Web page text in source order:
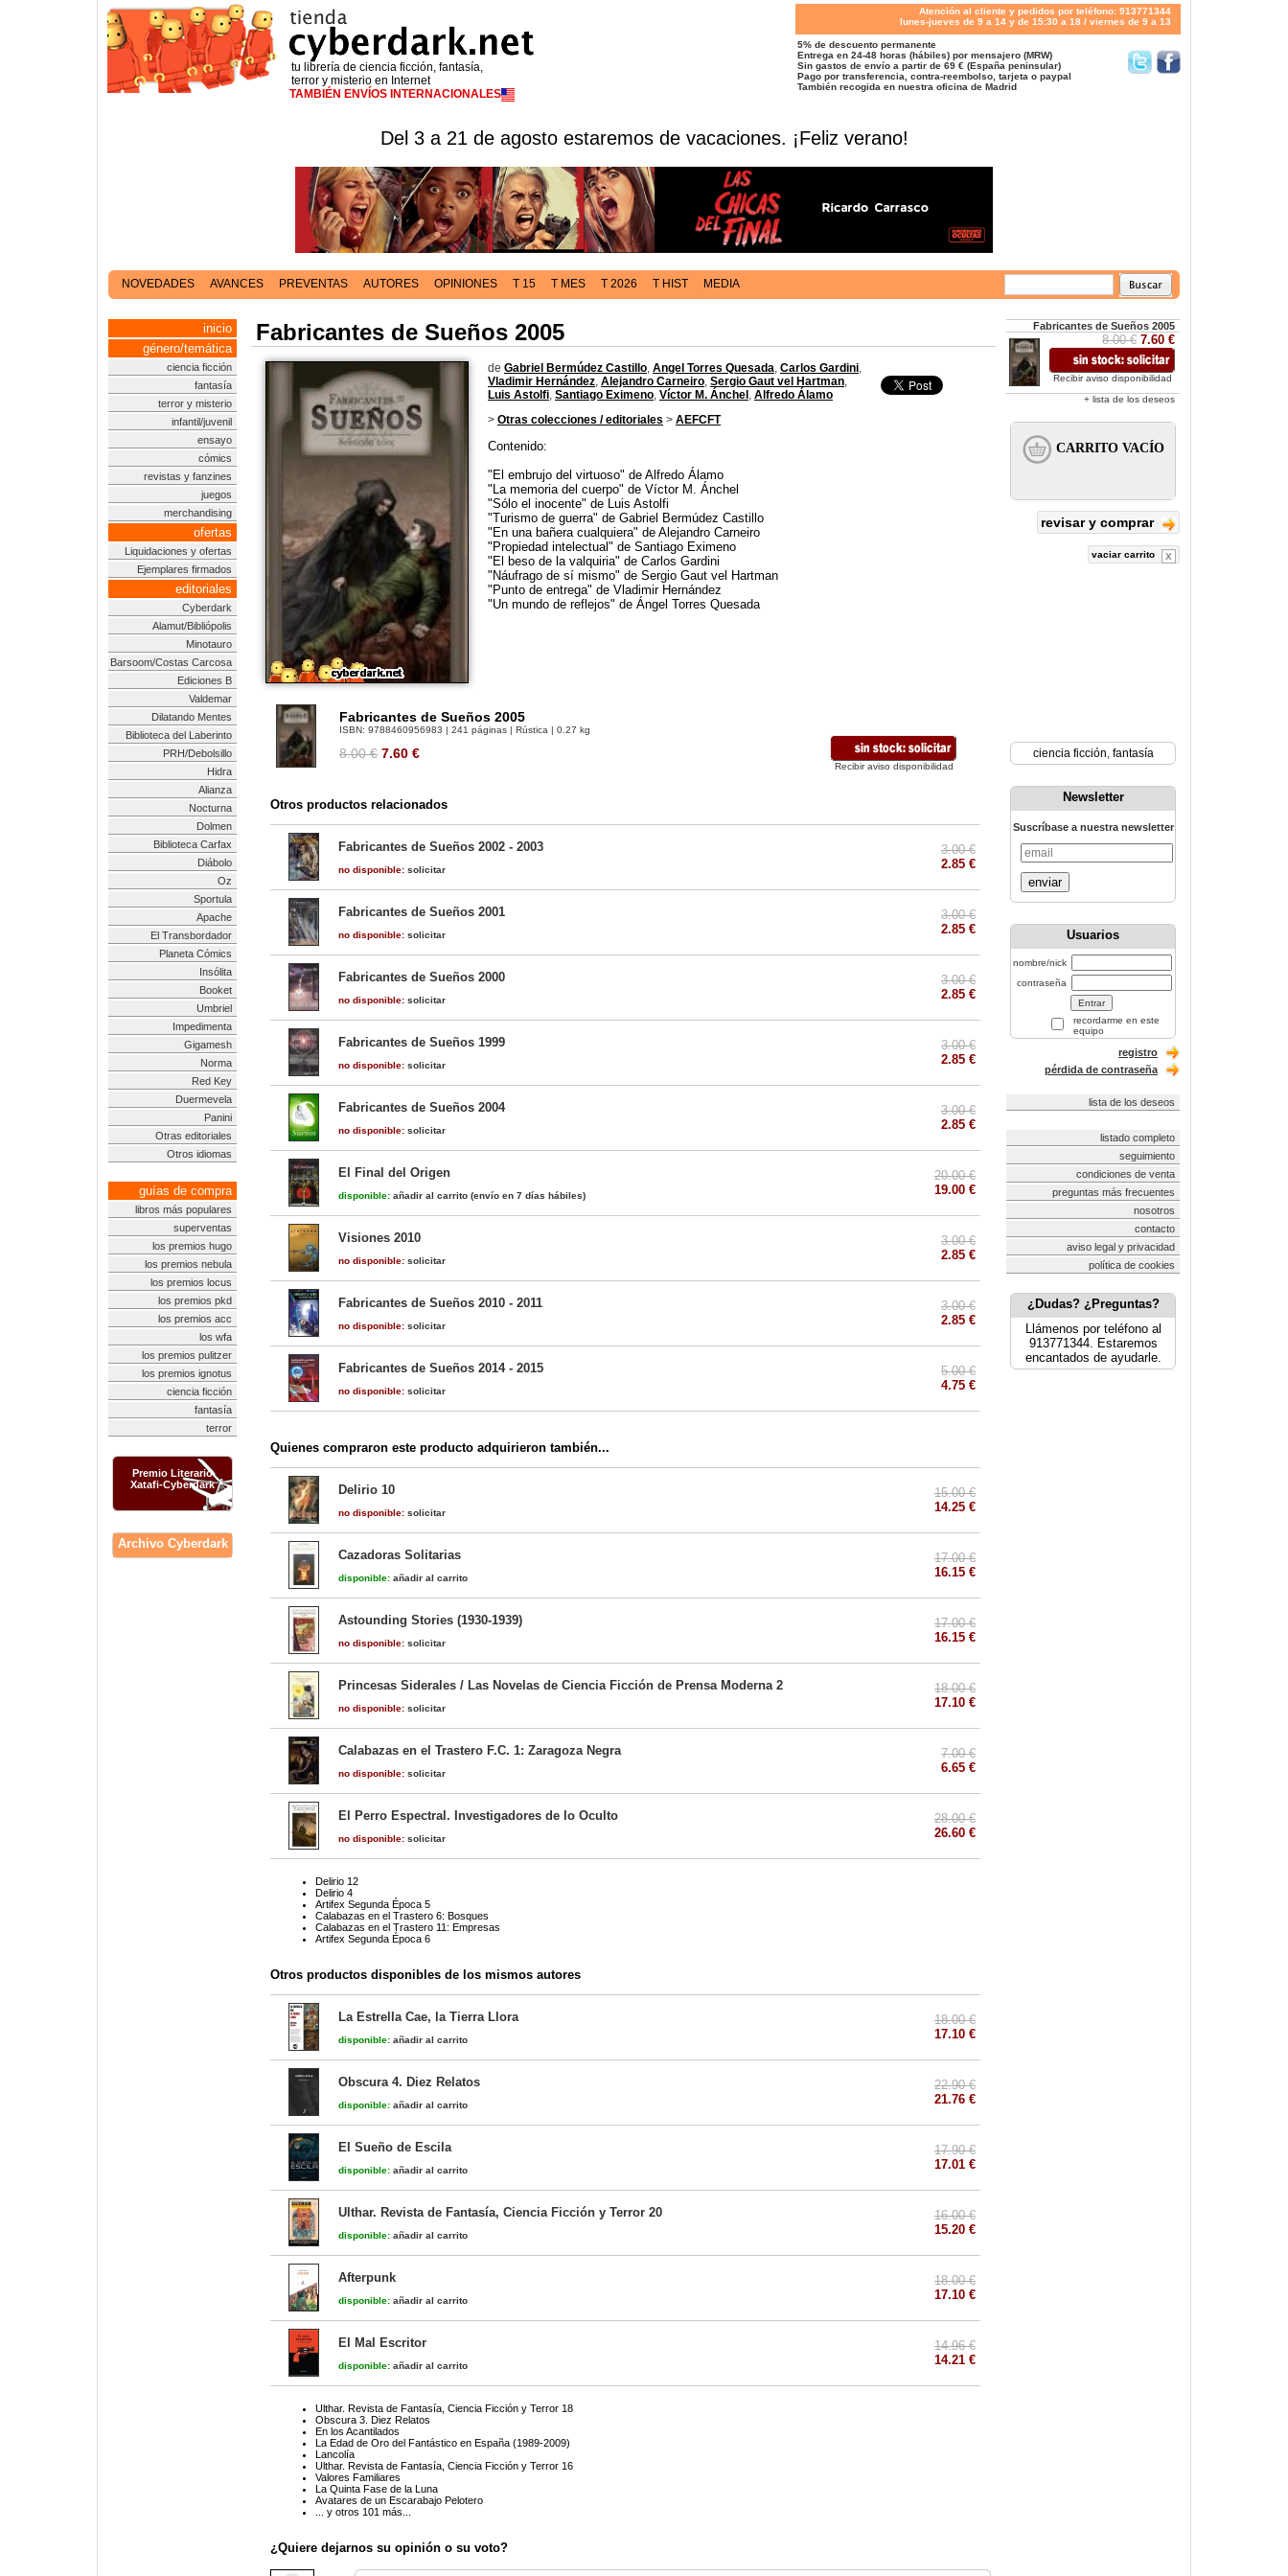
tu librería de ciencia ficción, fantasía,
terror y misterio en Internet
TAMBIÉN ENVÍOS INTERNACIONALES
Atención al cliente y pedidos por teléfono: 913771344
lunes-jueves de 9 a 14 y de 15:30 a 18 / viernes de 9 a 13
5% de descuento permanente
Entrega en 24-48 horas (hábiles) por mensajero (MRW)
Sin gastos de envío a partir de 69 € (España peninsular)
Pago por transferencia, contra-reembolso, tarjeta o paypal
También recogida en nuestra oficina de Madrid
Del 3 a 21 de agosto estaremos de vacaciones. ¡Feliz verano!
NOVEDADES AVANCES PREVENTAS AUTORES OPINIONES T 15 T MES T 2026 T HIST MEDIA
inicio
género/temática
ciencia ficción
fantasía
terror y misterio
infantil/juvenil
ensayo
cómics
revistas y fanzines
juegos
merchandising
ofertas
Liquidaciones y ofertas
Ejemplares firmados
editoriales
Cyberdark
Alamut/Bibliópolis
Minotauro
Barsoom/Costas Carcosa
Ediciones B
Valdemar
Dilatando Mentes
Biblioteca del Laberinto
PRH/Debolsillo
Hidra
Alianza
Nocturna
Dolmen
Biblioteca Carfax
Diábolo
Oz
Sportula
Apache
El Transbordador
Planeta Cómics
Insólita
Booket
Umbriel
Impedimenta
Gigamesh
Norma
Red Key
Duermevela
Panini
Otras editoriales
Otros idiomas
guías de compra
libros más populares
superventas
los premios hugo
los premios nebula
los premios locus
los premios pkd
los premios acc
los wfa
los premios pulitzer
los premios ignotus
ciencia ficción
fantasía
terror
Premio Literario
Xatafi-Cyberdark
Archivo Cyberdark
Fabricantes de Sueños 2005
de Gabriel Bermúdez Castillo, Angel Torres Quesada, Carlos Gardini,
Vladimir Hernández, Alejandro Carneiro, Sergio Gaut vel Hartman,
Luis Astolfi, Santiago Eximeno, Víctor M. Ánchel , Alfredo Álamo
> Otras colecciones / editoriales > AEFCFT
Contenido:
"El embrujo del virtuoso" de Alfredo Álamo
"La memoria del cuerpo" de Víctor M. Ánchel
"Sólo el inocente" de Luis Astolfi
"Turismo de guerra" de Gabriel Bermúdez Castillo
"En una bañera cualquiera" de Alejandro Carneiro
"Propiedad intelectual" de Santiago Eximeno
"El beso de la valquiria" de Carlos Gardini
"Náufrago de sí mismo" de Sergio Gaut vel Hartman
"Punto de entrega" de Vladimir Hernández
"Un mundo de reflejos" de Ángel Torres Quesada
Fabricantes de Sueños 2005
ISBN: 9788460956983 | 241 páginas | Rústica | 0.27 kg
8.00 € 7.60 €
Recibir aviso disponibilidad
Otros productos relacionados
Fabricantes de Sueños 2002 - 2003
no disponible: solicitar
3.00 €
2.85 €
Fabricantes de Sueños 2001
no disponible: solicitar
3.00 €
2.85 €
Fabricantes de Sueños 2000
no disponible: solicitar
3.00 €
2.85 €
Fabricantes de Sueños 1999
no disponible: solicitar
3.00 €
2.85 €
Fabricantes de Sueños 2004
no disponible: solicitar
3.00 €
2.85 €
El Final del Origen
disponible: añadir al carrito (envío en 7 días hábiles)
20.00 €
19.00 €
Visiones 2010
no disponible: solicitar
3.00 €
2.85 €
Fabricantes de Sueños 2010 - 2011
no disponible: solicitar
3.00 €
2.85 €
Fabricantes de Sueños 2014 - 2015
no disponible: solicitar
5.00 €
4.75 €
Quienes compraron este producto adquirieron también...
Delirio 10
no disponible: solicitar
15.00 €
14.25 €
Cazadoras Solitarias
disponible: añadir al carrito
17.00 €
16.15 €
Astounding Stories (1930-1939)
no disponible: solicitar
17.00 €
16.15 €
Princesas Siderales / Las Novelas de Ciencia Ficción de Prensa Moderna 2
no disponible: solicitar
18.00 €
17.10 €
Calabazas en el Trastero F.C. 1: Zaragoza Negra
no disponible: solicitar
7.00 €
6.65 €
El Perro Espectral. Investigadores de lo Oculto
no disponible: solicitar
28.00 €
26.60 €
Delirio 12
Delirio 4
Artifex Segunda Época 5
Calabazas en el Trastero 6: Bosques
Calabazas en el Trastero 11: Empresas
Artifex Segunda Época 6
Otros productos disponibles de los mismos autores
La Estrella Cae, la Tierra Llora
disponible: añadir al carrito
18.00 €
17.10 €
Obscura 4. Diez Relatos
disponible: añadir al carrito
22.90 €
21.76 €
El Sueño de Escila
disponible: añadir al carrito
17.90 €
17.01 €
Ulthar. Revista de Fantasía, Ciencia Ficción y Terror 20
disponible: añadir al carrito
16.00 €
15.20 €
Afterpunk
disponible: añadir al carrito
18.00 €
17.10 €
El Mal Escritor
disponible: añadir al carrito
14.96 €
14.21 €
Ulthar. Revista de Fantasía, Ciencia Ficción y Terror 18
Obscura 3. Diez Relatos
En los Acantilados
La Edad de Oro del Fantástico en España (1989-2009)
Lancolía
Ulthar. Revista de Fantasía, Ciencia Ficción y Terror 16
Valores Familiares
La Quinta Fase de la Luna
Avatares de un Escarabajo Pelotero
... y otros 101 más...
¿Quiere dejarnos su opinión o su voto?
Fabricantes de Sueños 2005
8.00 € 7.60 €
Recibir aviso disponibilidad
+ lista de los deseos
revisar y comprar
vaciar carrito
ciencia ficción, fantasía
Newsletter
Suscríbase a nuestra newsletter
enviar
Usuarios
nombre/nick
contraseña
recordarme en este
equipo
registro
pérdida de contraseña
lista de los deseos
listado completo
seguimiento
condiciones de venta
preguntas más frecuentes
nosotros
contacto
aviso legal y privacidad
política de cookies
¿Dudas? ¿Preguntas?
Llámenos por teléfono al
913771344. Estaremos
encantados de ayudarle.